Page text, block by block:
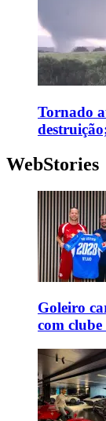
Tornado
WebStories
Goleiro
com